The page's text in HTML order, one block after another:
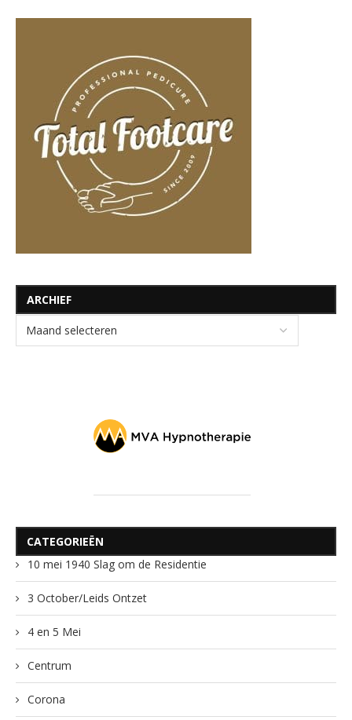
ARCHIEF
CATEGORIEËN
10 mei 1940 Slag om de Residentie
3 October/Leids Ontzet
4 en 5 Mei
Centrum
Corona